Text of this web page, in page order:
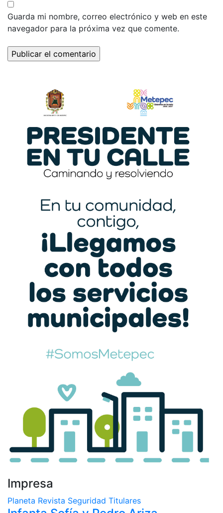
Guarda mi nombre, correo electrónico y web en este
navegador para la próxima vez que comente.
Impresa
Planeta Revista Seguridad Titulares